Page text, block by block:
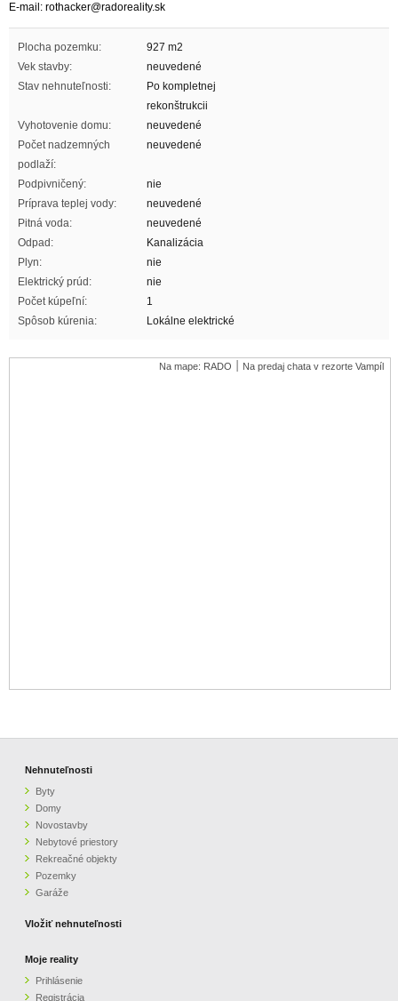
E-mail: rothacker@radoreality.sk
Plocha pozemku:
927 m2
Vek stavby:
neuvedené
Stav nehnuteľnosti:
Po kompletnej
rekonštrukcii
Vyhotovenie domu:
neuvedené
Počet nadzemných
podlaží:
neuvedené
Podpivničený:
nie
Príprava teplej vody:
neuvedené
Pitná voda:
neuvedené
Odpad:
Kanalizácia
Plyn:
nie
Elektrický prúd:
nie
Počet kúpeľní:
1
Spôsob kúrenia:
Lokálne elektrické
Na mape: RADO ׀ Na predaj chata v rezorte Vampíl
Nehnuteľnosti
Byty
Domy
Novostavby
Nebytové priestory
Rekreačné objekty
Pozemky
Garáže
Vložiť nehnuteľnosti
Moje reality
Prihlásenie
Registrácia